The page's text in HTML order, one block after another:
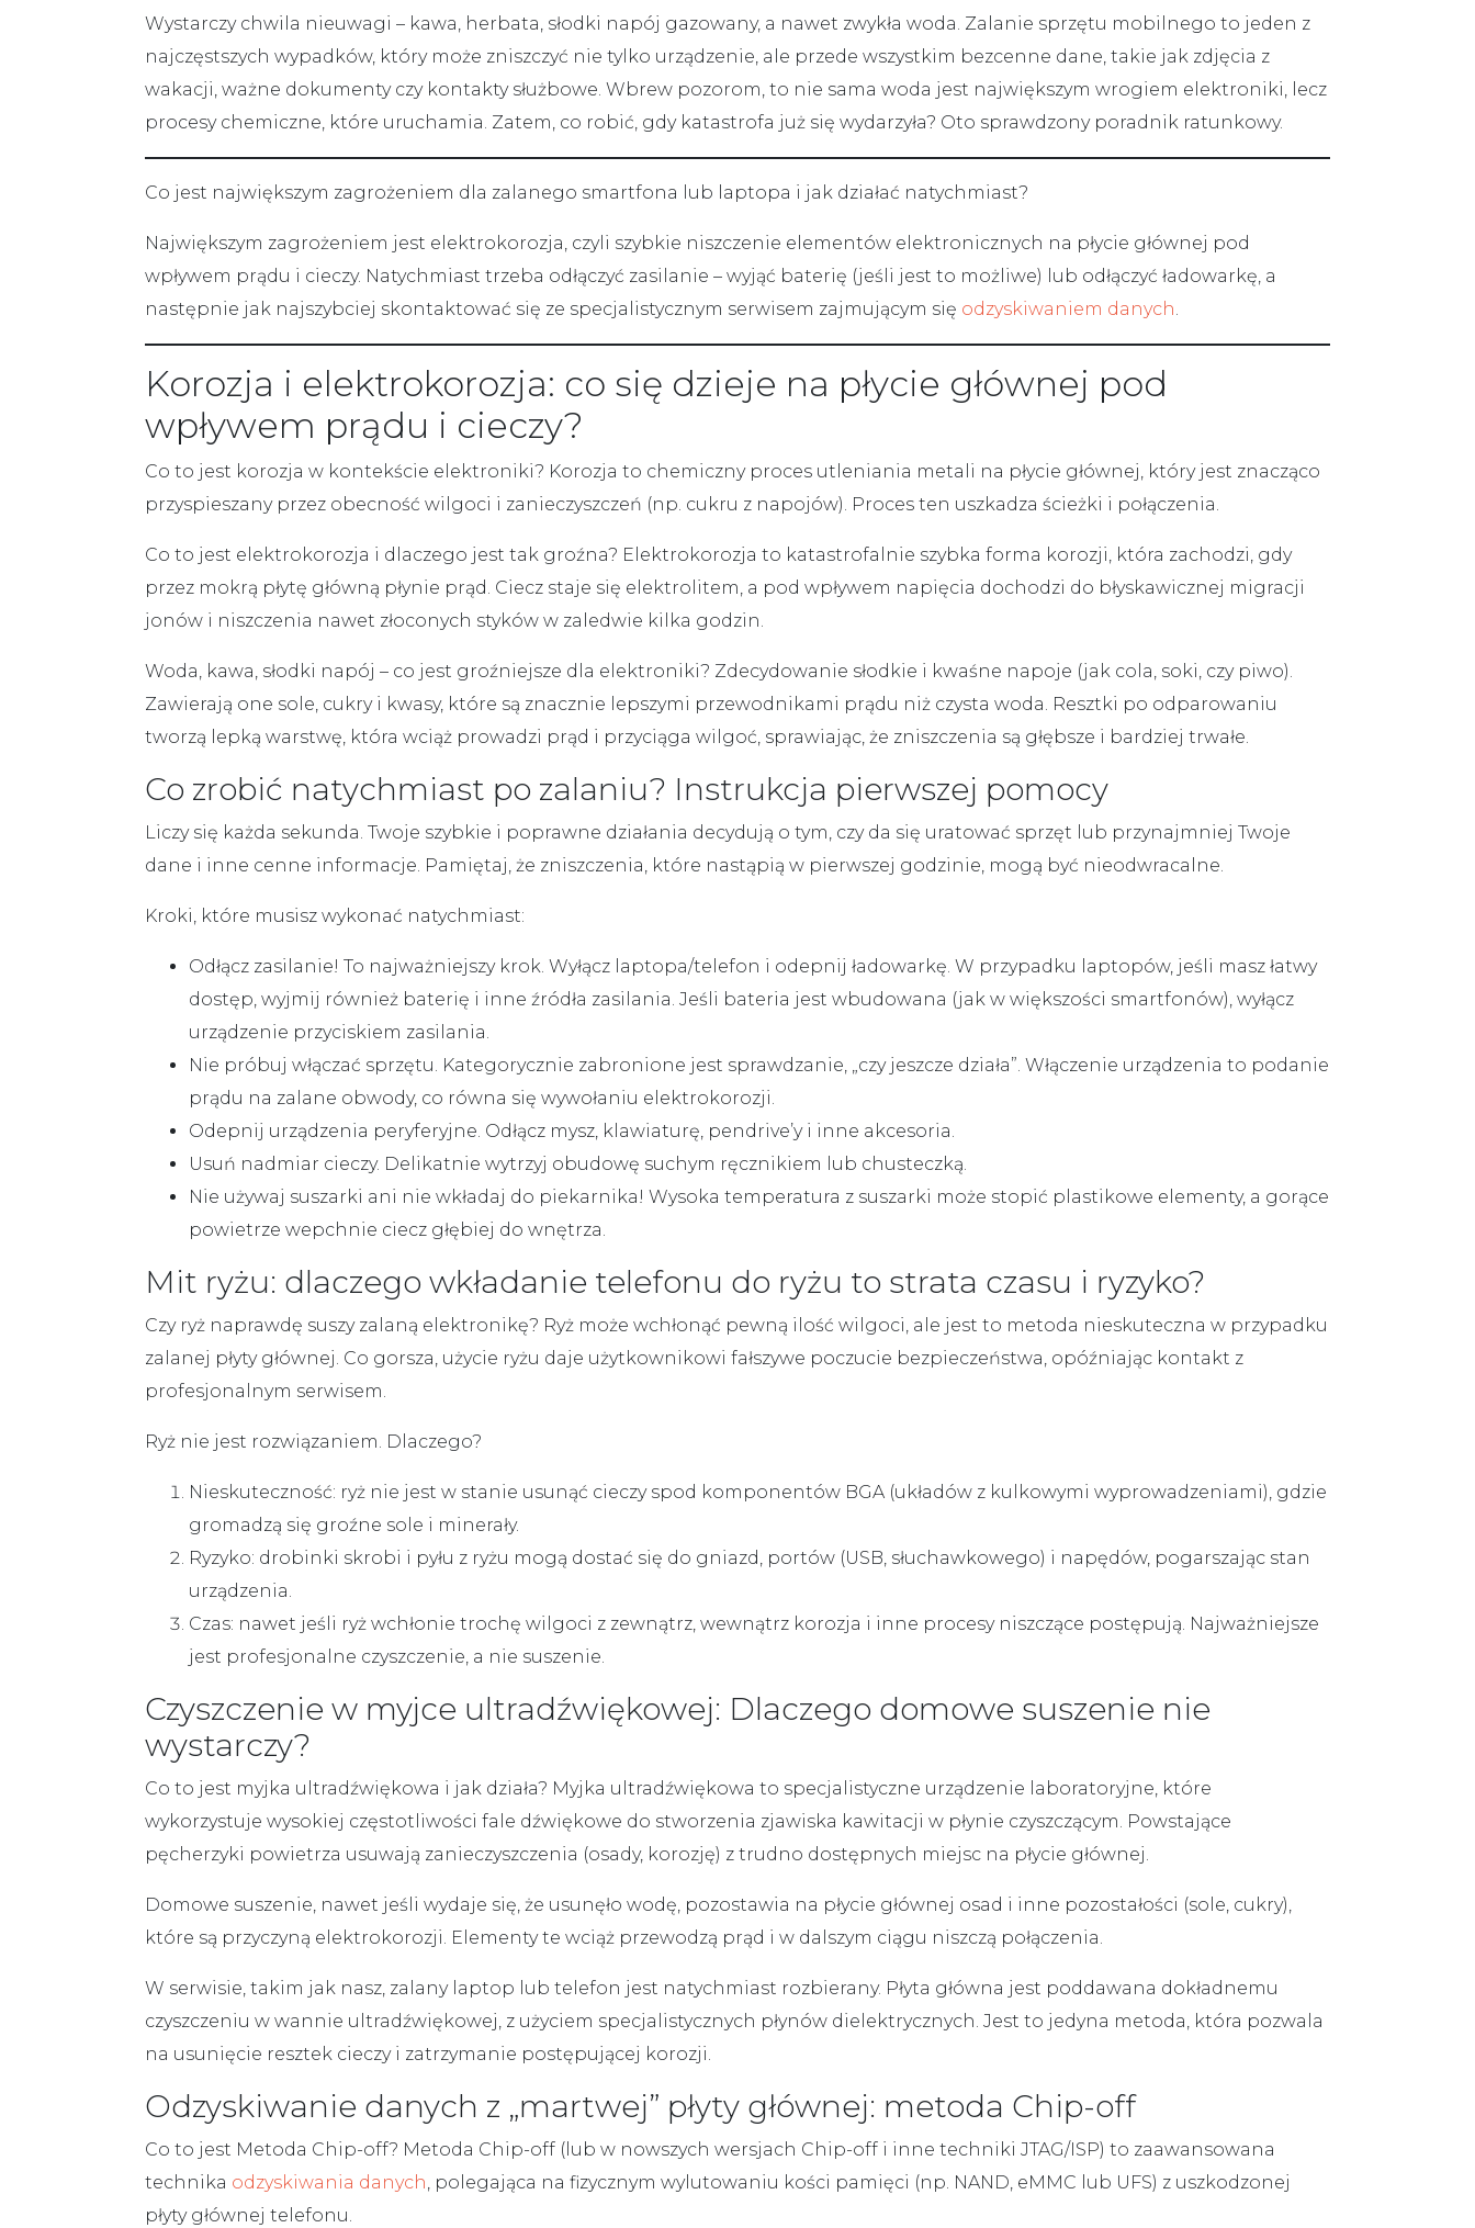
Wystarczy chwila nieuwagi – kawa, herbata, słodki napój gazowany, a nawet zwykła woda. Zalanie sprzętu mobilnego to jeden z
najczęstszych wypadków, który może zniszczyć nie tylko urządzenie, ale przede wszystkim bezcenne dane, takie jak zdjęcia z
wakacji, ważne dokumenty czy kontakty służbowe. Wbrew pozorom, to nie sama woda jest największym wrogiem elektroniki, lecz
procesy chemiczne, które uruchamia. Zatem, co robić, gdy katastrofa już się wydarzyła? Oto sprawdzony poradnik ratunkowy.
Co jest największym zagrożeniem dla zalanego smartfona lub laptopa i jak działać natychmiast?
Największym zagrożeniem jest elektrokorozja, czyli szybkie niszczenie elementów elektronicznych na płycie głównej pod
wpływem prądu i cieczy. Natychmiast trzeba odłączyć zasilanie – wyjąć baterię (jeśli jest to możliwe) lub odłączyć ładowarkę, a
następnie jak najszybciej skontaktować się ze specjalistycznym serwisem zajmującym się odzyskiwaniem danych.
Korozja i elektrokorozja: co się dzieje na płycie głównej pod
wpływem prądu i cieczy?
Co to jest korozja w kontekście elektroniki? Korozja to chemiczny proces utleniania metali na płycie głównej, który jest znacząco
przyspieszany przez obecność wilgoci i zanieczyszczeń (np. cukru z napojów). Proces ten uszkadza ścieżki i połączenia.
Co to jest elektrokorozja i dlaczego jest tak groźna? Elektrokorozja to katastrofalnie szybka forma korozji, która zachodzi, gdy
przez mokrą płytę główną płynie prąd. Ciecz staje się elektrolitem, a pod wpływem napięcia dochodzi do błyskawicznej migracji
jonów i niszczenia nawet złoconych styków w zaledwie kilka godzin.
Woda, kawa, słodki napój – co jest groźniejsze dla elektroniki? Zdecydowanie słodkie i kwaśne napoje (jak cola, soki, czy piwo).
Zawierają one sole, cukry i kwasy, które są znacznie lepszymi przewodnikami prądu niż czysta woda. Resztki po odparowaniu
tworzą lepką warstwę, która wciąż prowadzi prąd i przyciąga wilgoć, sprawiając, że zniszczenia są głębsze i bardziej trwałe.
Co zrobić natychmiast po zalaniu? Instrukcja pierwszej pomocy
Liczy się każda sekunda. Twoje szybkie i poprawne działania decydują o tym, czy da się uratować sprzęt lub przynajmniej Twoje
dane i inne cenne informacje. Pamiętaj, że zniszczenia, które nastąpią w pierwszej godzinie, mogą być nieodwracalne.
Kroki, które musisz wykonać natychmiast:
Odłącz zasilanie! To najważniejszy krok. Wyłącz laptopa/telefon i odepnij ładowarkę. W przypadku laptopów, jeśli masz łatwy
dostęp, wyjmij również baterię i inne źródła zasilania. Jeśli bateria jest wbudowana (jak w większości smartfonów), wyłącz
urządzenie przyciskiem zasilania.
Nie próbuj włączać sprzętu. Kategorycznie zabronione jest sprawdzanie, „czy jeszcze działa”. Włączenie urządzenia to podanie
prądu na zalane obwody, co równa się wywołaniu elektrokorozji.
Odepnij urządzenia peryferyjne. Odłącz mysz, klawiaturę, pendrive’y i inne akcesoria.
Usuń nadmiar cieczy. Delikatnie wytrzyj obudowę suchym ręcznikiem lub chusteczką.
Nie używaj suszarki ani nie wkładaj do piekarnika! Wysoka temperatura z suszarki może stopić plastikowe elementy, a gorące
powietrze wepchnie ciecz głębiej do wnętrza.
Mit ryżu: dlaczego wkładanie telefonu do ryżu to strata czasu i ryzyko?
Czy ryż naprawdę suszy zalaną elektronikę? Ryż może wchłonąć pewną ilość wilgoci, ale jest to metoda nieskuteczna w przypadku
zalanej płyty głównej. Co gorsza, użycie ryżu daje użytkownikowi fałszywe poczucie bezpieczeństwa, opóźniając kontakt z
profesjonalnym serwisem.
Ryż nie jest rozwiązaniem. Dlaczego?
Nieskuteczność: ryż nie jest w stanie usunąć cieczy spod komponentów BGA (układów z kulkowymi wyprowadzeniami), gdzie
gromadzą się groźne sole i minerały.
Ryzyko: drobinki skrobi i pyłu z ryżu mogą dostać się do gniazd, portów (USB, słuchawkowego) i napędów, pogarszając stan
urządzenia.
Czas: nawet jeśli ryż wchłonie trochę wilgoci z zewnątrz, wewnątrz korozja i inne procesy niszczące postępują. Najważniejsze
jest profesjonalne czyszczenie, a nie suszenie.
Czyszczenie w myjce ultradźwiękowej: Dlaczego domowe suszenie nie
wystarczy?
Co to jest myjka ultradźwiękowa i jak działa? Myjka ultradźwiękowa to specjalistyczne urządzenie laboratoryjne, które
wykorzystuje wysokiej częstotliwości fale dźwiękowe do stworzenia zjawiska kawitacji w płynie czyszczącym. Powstające
pęcherzyki powietrza usuwają zanieczyszczenia (osady, korozję) z trudno dostępnych miejsc na płycie głównej.
Domowe suszenie, nawet jeśli wydaje się, że usunęło wodę, pozostawia na płycie głównej osad i inne pozostałości (sole, cukry),
które są przyczyną elektrokorozji. Elementy te wciąż przewodzą prąd i w dalszym ciągu niszczą połączenia.
W serwisie, takim jak nasz, zalany laptop lub telefon jest natychmiast rozbierany. Płyta główna jest poddawana dokładnemu
czyszczeniu w wannie ultradźwiękowej, z użyciem specjalistycznych płynów dielektrycznych. Jest to jedyna metoda, która pozwala
na usunięcie resztek cieczy i zatrzymanie postępującej korozji.
Odzyskiwanie danych z „martwej” płyty głównej: metoda Chip-off
Co to jest Metoda Chip-off? Metoda Chip-off (lub w nowszych wersjach Chip-off i inne techniki JTAG/ISP) to zaawansowana
technika odzyskiwania danych, polegająca na fizycznym wylutowaniu kości pamięci (np. NAND, eMMC lub UFS) z uszkodzonej
płyty głównej telefonu.